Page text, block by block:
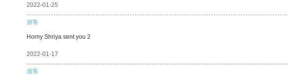
2022-01-25
游客
Horny Shriya sent you 2
2022-01-17
游客